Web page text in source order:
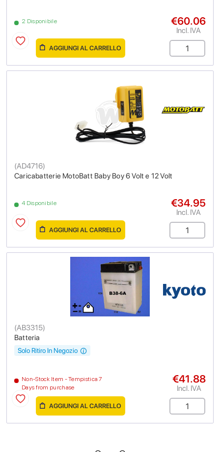
2 Disponibile €60.06
Incl. IVA
AGGIUNGI AL CARRELLO
Caricabatterie MotoBatt Baby Boy 6 Volt e 12 Volt
(AD4716)
4 Disponibile €34.95
Incl. IVA
AGGIUNGI AL CARRELLO
Batteria
(AB3315)
Non-Stock Item - Tempistica 7
Days from purchase
Solo Ritiro In Negozio
€41.88
Incl. IVA
AGGIUNGI AL CARRELLO